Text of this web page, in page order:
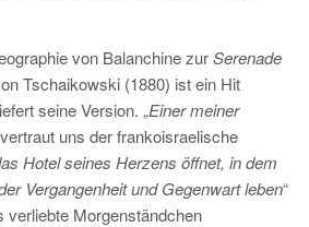
von Balanchine zurSerenade
Tschaikowski (1880) ist ein Hit
seine Version. „Einer meiner
uns der frankoisraelische
Hotel seines Herzens öffnet, in dem
Vergangenheit und Gegenwart leben“
verliebte Morgenständchen